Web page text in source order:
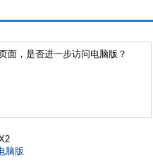
面，是否进一步访问电脑版？
脑版